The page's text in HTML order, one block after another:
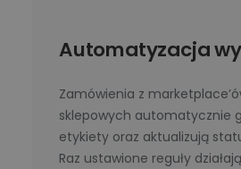
Automatyzacja
Zamówienia z
sklepowych automatycznie
etykiety oraz aktualizują
Raz ustawione reguły